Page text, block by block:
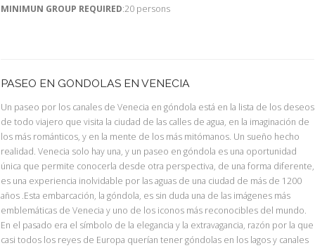
MINIMUN GROUP REQUIRED:20 persons
PASEO EN GONDOLAS EN VENECIA
Un paseo por los canales de Venecia en góndola está en la lista de los deseos
de todo viajero que visita la ciudad de las calles de agua, en la imaginación de
los más románticos, y en la mente de los más mitómanos. Un sueño hecho
realidad. Venecia solo hay una, y un paseo en góndola es una oportunidad
única que permite conocerla desde otra perspectiva, de una forma diferente,
es una experiencia inolvidable por las aguas de una ciudad de más de 1200
años .Esta embarcación, la góndola, es sin duda una de las imágenes más
emblemáticas de Venecia y uno de los iconos más reconocibles del mundo.
En el pasado era el símbolo de la elegancia y la extravagancia, razón por la que
casi todos los reyes de Europa querían tener góndolas en los lagos y canales